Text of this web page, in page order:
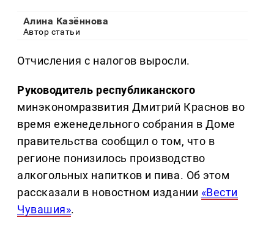
Алина Казённова
Автор статьи
Отчисления с налогов выросли.
Руководитель республиканского
минэкономразвития Дмитрий Краснов во
время еженедельного собрания в Доме
правительства сообщил о том, что в
регионе понизилось производство
алкогольных напитков и пива. Об этом
рассказали в новостном издании «Вести
Чувашия».